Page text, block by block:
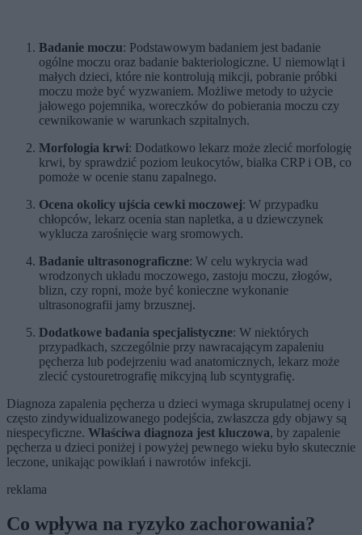
Badanie moczu: Podstawowym badaniem jest badanie
ogólne moczu oraz badanie bakteriologiczne. U niemowląt i
małych dzieci, które nie kontrolują mikcji, pobranie próbki
moczu może być wyzwaniem. Możliwe metody to użycie
jałowego pojemnika, woreczków do pobierania moczu czy
cewnikowanie w warunkach szpitalnych.
Morfologia krwi: Dodatkowo lekarz może zlecić morfologię
krwi, by sprawdzić poziom leukocytów, białka CRP i OB, co
pomoże w ocenie stanu zapalnego.
Ocena okolicy ujścia cewki moczowej: W przypadku
chłopców, lekarz ocenia stan napletka, a u dziewczynek
wyklucza zarośnięcie warg sromowych.
Badanie ultrasonograficzne: W celu wykrycia wad
wrodzonych układu moczowego, zastoju moczu, złogów,
blizn, czy ropni, może być konieczne wykonanie
ultrasonografii jamy brzusznej.
Dodatkowe badania specjalistyczne: W niektórych
przypadkach, szczególnie przy nawracającym zapaleniu
pęcherza lub podejrzeniu wad anatomicznych, lekarz może
zlecić cystouretrografię mikcyjną lub scyntygrafię.
Diagnoza zapalenia pęcherza u dzieci wymaga skrupulatnej oceny i
często zindywidualizowanego podejścia, zwłaszcza gdy objawy są
niespecyficzne. Właściwa diagnoza jest kluczowa, by zapalenie
pęcherza u dzieci poniżej i powyżej pewnego wieku było skutecznie
leczone, unikając powikłań i nawrotów infekcji.
reklama
Co wpływa na ryzyko zachorowania?